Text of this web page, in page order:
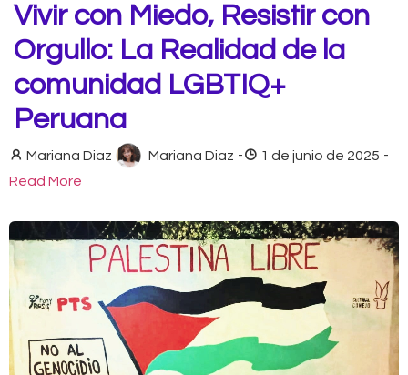
Vivir con Miedo, Resistir con
Orgullo: La Realidad de la
comunidad LGBTIQ+
Peruana
Mariana Diaz Mariana Diaz - 1 de junio de 2025 -
Read More